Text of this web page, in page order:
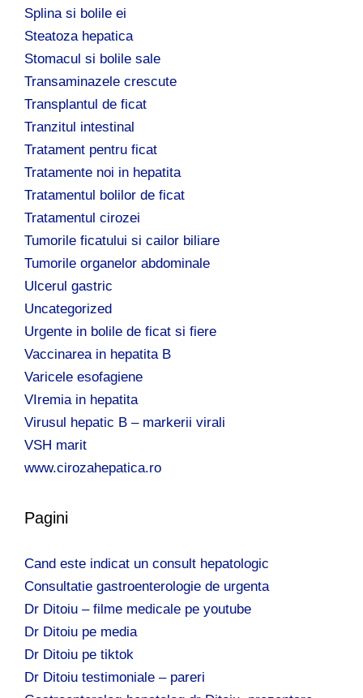
Splina si bolile ei
Steatoza hepatica
Stomacul si bolile sale
Transaminazele crescute
Transplantul de ficat
Tranzitul intestinal
Tratament pentru ficat
Tratamente noi in hepatita
Tratamentul bolilor de ficat
Tratamentul cirozei
Tumorile ficatului si cailor biliare
Tumorile organelor abdominale
Ulcerul gastric
Uncategorized
Urgente in bolile de ficat si fiere
Vaccinarea in hepatita B
Varicele esofagiene
VIremia in hepatita
Virusul hepatic B – markerii virali
VSH marit
www.cirozahepatica.ro
Pagini
Cand este indicat un consult hepatologic
Consultatie gastroenterologie de urgenta
Dr Ditoiu – filme medicale pe youtube
Dr Ditoiu pe media
Dr Ditoiu pe tiktok
Dr Ditoiu testimoniale – pareri